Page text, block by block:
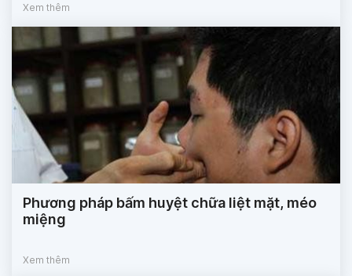
Xem thêm
Phương pháp bấm huyệt chữa liệt mặt, méo
miệng
Xem thêm